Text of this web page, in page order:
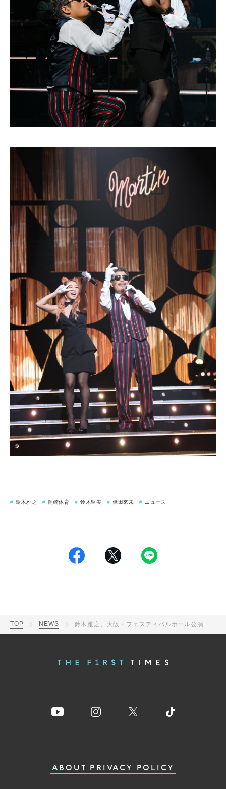
鈴木雅之 岡崎体育 鈴木聖美 倖田來未 ニュース
TOP NEWS 鈴木雅之、大阪・フェスティバルホール公演より鈴木聖美、倖田來未、岡崎体育とのライブコラボ映像を公開
ABOUT PRIVACY POLICY